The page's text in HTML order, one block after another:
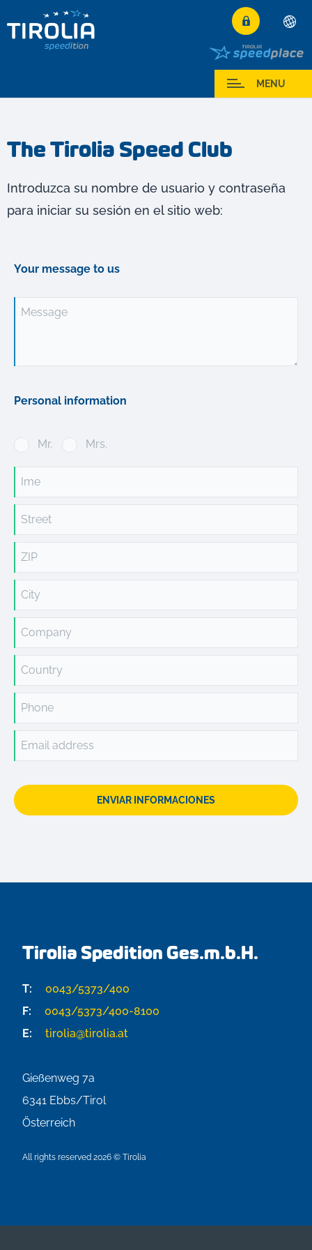
Deutsch
English
Français
Español
Česky
Magyar
MENU
The Tirolia Speed Club
Introduzca su nombre de usuario y contraseña
para iniciar su sesión en el sitio web:
Your message to us
Message
Personal information
Mr. Mrs.
Ime
Street
ZIP
City
Company
Country
Phone
Email address
ENVIAR INFORMACIONES
Tirolia Spedition Ges.m.b.H.
T:
0043/5373/400
F:
0043/5373/400-8100
E:
tirolia@tirolia.at
Gießenweg 7a
6341 Ebbs/Tirol
Österreich
All rights reserved 2026 © Tirolia